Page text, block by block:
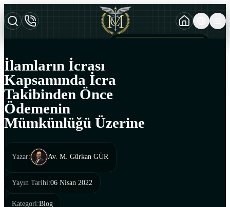
İlamların İcrası
Kapsamında İcra
Takibinden Önce
Ödemenin
Mümkünlüğü Üzerine
Yazar: Av. M. Gürkan GÜR
Yayın Tarihi:06 Nisan 2022
Kategori:Blog